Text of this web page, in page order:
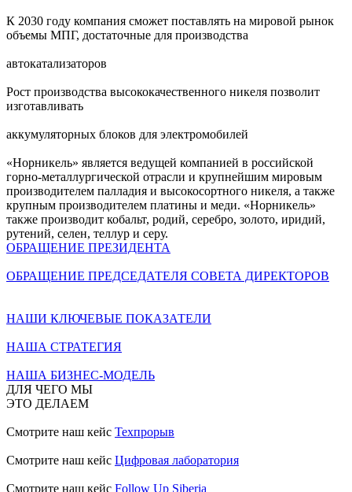
К 2030 году компания сможет поставлять на мировой рынок
объемы МПГ, достаточные для производства
автокатализаторов
Рост производства высококачественного никеля позволит
изготавливать
аккумуляторных блоков для электромобилей
«Норникель» является ведущей компанией в российской
горно-металлургической отрасли и крупнейшим мировым
производителем палладия и высокосортного никеля, а также
крупным производителем платины и меди. «Норникель»
также производит кобальт, родий, серебро, золото, иридий,
рутений, селен, теллур и серу.
ОБРАЩЕНИЕ ПРЕЗИДЕНТА
ОБРАЩЕНИЕ ПРЕДСЕДАТЕЛЯ СОВЕТА ДИРЕКТОРОВ
НАШИ КЛЮЧЕВЫЕ ПОКАЗАТЕЛИ
НАША СТРАТЕГИЯ
НАША БИЗНЕС-МОДЕЛЬ
ДЛЯ ЧЕГО МЫ
ЭТО ДЕЛАЕМ
Смотрите наш кейс Техпрорыв
Смотрите наш кейс Цифровая лаборатория
Смотрите наш кейс Follow Up Siberia